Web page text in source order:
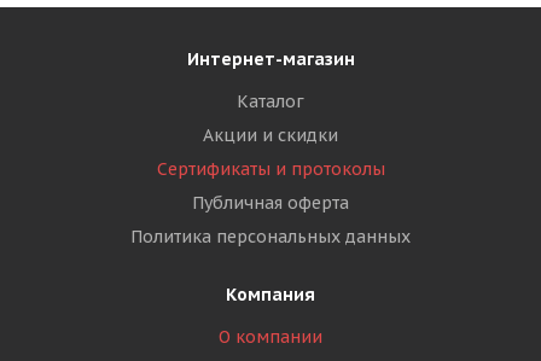
Интернет-магазин
Каталог
Акции и скидки
Сертификаты и протоколы
Публичная оферта
Политика персональных данных
Компания
О компании